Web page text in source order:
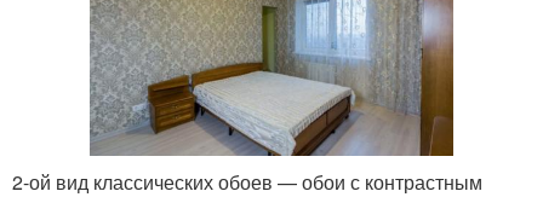
2-ой вид классических обоев — обои с контрастным